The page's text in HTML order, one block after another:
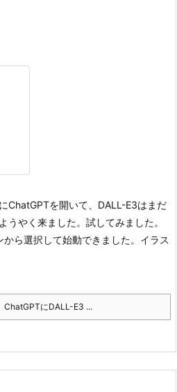
ChatGPTを開いて、DALL-E3はまだ
うやく来ました。試してみました。
ら選択して始動できました。 イラス
ChatGPTにDALL-E3 ...